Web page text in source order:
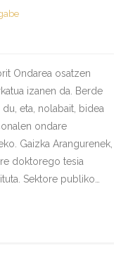
Ondarea osatzen
izanen da. Berde
eta, nolabait, bidea
ondare
Gaizka Arangurenek,
doktorego tesia
Sektore publiko…